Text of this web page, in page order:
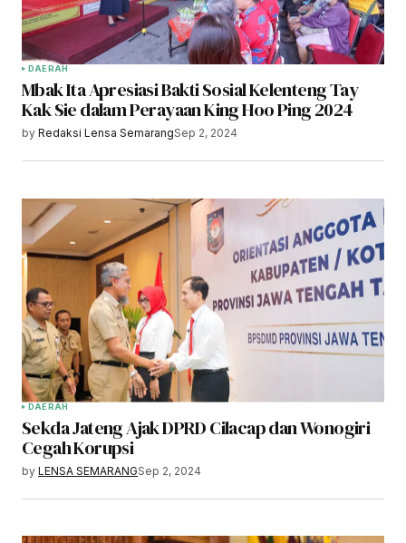
DAERAH
Mbak Ita Apresiasi Bakti Sosial Kelenteng Tay
Kak Sie dalam Perayaan King Hoo Ping 2024
by Redaksi Lensa SemarangSep 2, 2024
DAERAH
Sekda Jateng Ajak DPRD Cilacap dan Wonogiri
Cegah Korupsi
by LENSA SEMARANGSep 2, 2024